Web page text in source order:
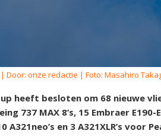
Door: onze redactie | Foto: Masahiro
heeft besloten om 68 nieuwe
737 MAX 8’s, 15 Embraer
A321neo’s en 3 A321XLR’s voor